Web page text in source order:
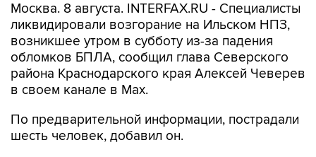
Москва. 8 августа. INTERFAX.RU - Специалисты
ликвидировали возгорание на Ильском НПЗ,
возникшее утром в субботу из-за падения
обломков БПЛА, сообщил глава Северского
района Краснодарского края Алексей Чеверев
в своем канале в Max.
По предварительной информации, пострадали
шесть человек, добавил он.